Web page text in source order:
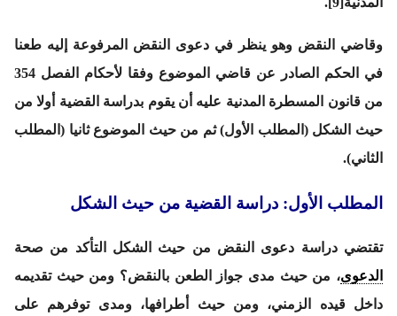
وقاضي النقض وهو ينظر في دعوى النقض المرفوعة إليه طعنا
في الحكم الصادر عن قاضي الموضوع وفقا لأحكام الفصل 354
من قانون المسطرة المدنية عليه أن يقوم بدراسة القضية أولا من
حيث الشكل(المطلب الأول)ثم من حيث الموضوع ثانيا (المطلب
الثاني).
المطلب الأول: دراسة القضية من حيث الشكل
تقتضي دراسة دعوى النقض من حيث الشكل التأكد من صحة
الدعوى، من حيث مدى جواز الطعن بالنقض؟ ومن حيث تقديمه
داخل قيده الزمني، ومن حيث أطرافها، ومدى توفرهم على